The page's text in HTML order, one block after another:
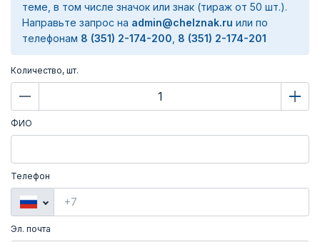
теме, в том числе значок или знак (тираж от 50 шт.).
Направьте запрос на admin@chelznak.ru или по
телефонам 8 (351) 2-174-200 8 (351) 2-174-201
Количество, шт.
ФИО
Телефон
Эл. почта